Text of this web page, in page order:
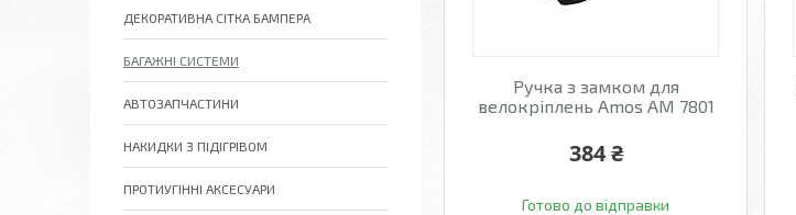
Ручка з замком для
велокріплень Amos АМ 7801
384 ₴
Готово до відправки
ДЕКОРАТИВНА СІТКА БАМПЕРА
БАГАЖНІ СИСТЕМИ
АВТОЗАПЧАСТИНИ
НАКИДКИ З ПІДІГРІВОМ
ПРОТИУГІННІ АКСЕСУАРИ